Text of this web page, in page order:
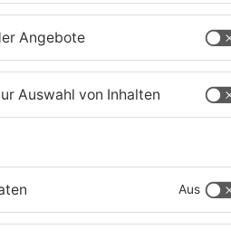
mit Keimen
KREIS OFFENBACH